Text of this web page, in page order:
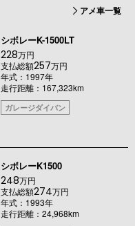
アメ車一覧
シボレーK-1500LT
228万円
支払総額257万円
年式：1997年
走行距離：167,323km
ガレージダイバン
シボレーK1500
248万円
支払総額274万円
年式：1993年
走行距離：24,968km